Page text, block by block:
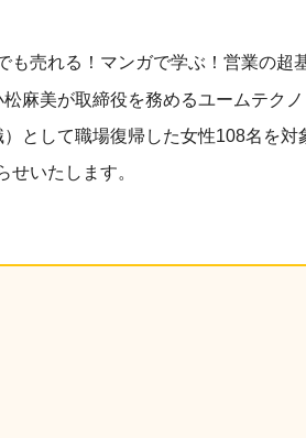
AIアシ
題
的なジェ
レーニン
売れる！マンガで学ぶ！営業の超基
麻美が取締役を務めるユームテク
として職場復帰した女性108名を対
いたします。